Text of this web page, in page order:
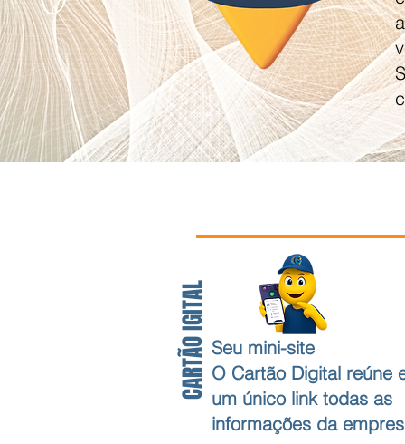
CARTÃO IGITAL Seu mini-site
O Cartão Digital reúne
um único link todas as
informações da